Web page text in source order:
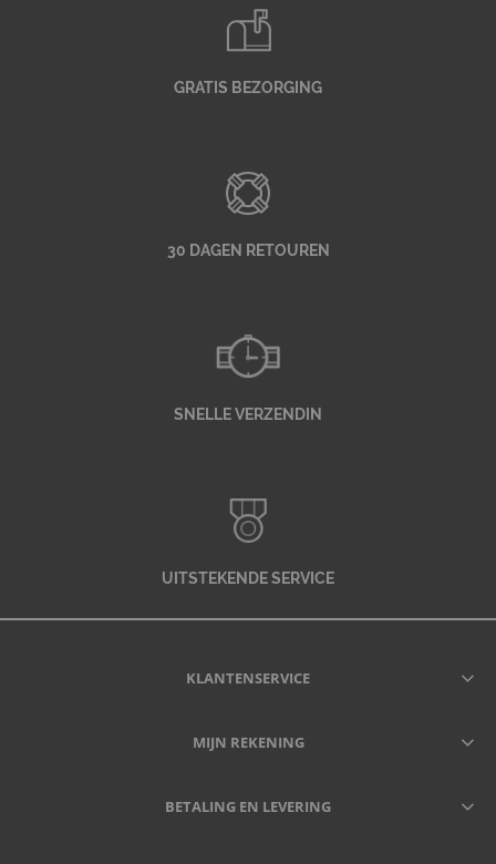
GRATIS BEZORGING
30 DAGEN RETOUREN
SNELLE VERZENDIN
UITSTEKENDE SERVICE
KLANTENSERVICE
MIJN REKENING
BETALING EN LEVERING